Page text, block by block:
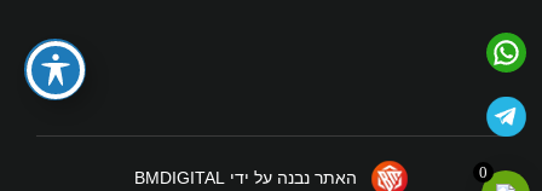
האתר נבנה על ידי BMDIGITAL 0